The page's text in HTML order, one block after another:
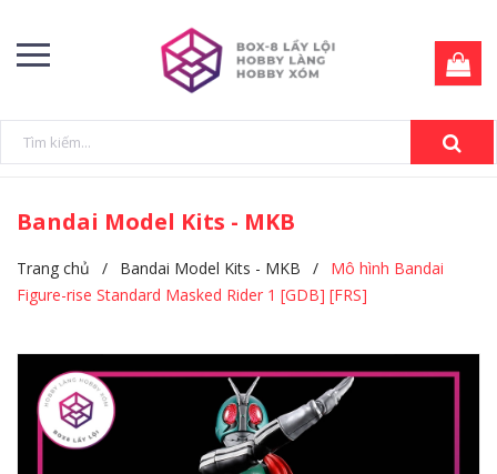
Bandai Model Kits - MKB
Trang chủ / Bandai Model Kits - MKB /
Mô hình Bandai
Figure-rise Standard Masked Rider 1 [GDB] [FRS]